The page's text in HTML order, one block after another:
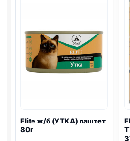
Elite ж/б (УТКА) паштет
80г